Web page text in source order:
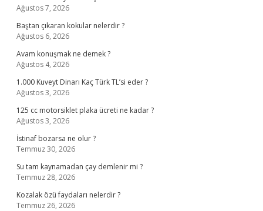
Ağustos 7, 2026
Baştan çıkaran kokular nelerdir ?
Ağustos 6, 2026
Avam konuşmak ne demek ?
Ağustos 4, 2026
1.000 Kuveyt Dinarı Kaç Türk TL’si eder ?
Ağustos 3, 2026
125 cc motorsiklet plaka ücreti ne kadar ?
Ağustos 3, 2026
İstinaf bozarsa ne olur ?
Temmuz 30, 2026
Su tam kaynamadan çay demlenir mi ?
Temmuz 28, 2026
Kozalak özü faydaları nelerdir ?
Temmuz 26, 2026